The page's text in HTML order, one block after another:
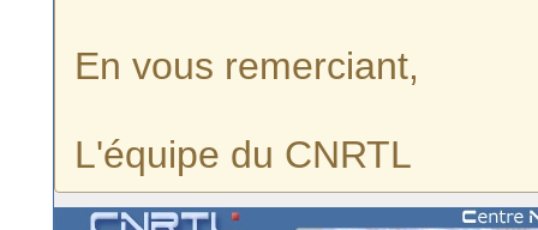
En vous remerciant,
L'équipe du CNRTL